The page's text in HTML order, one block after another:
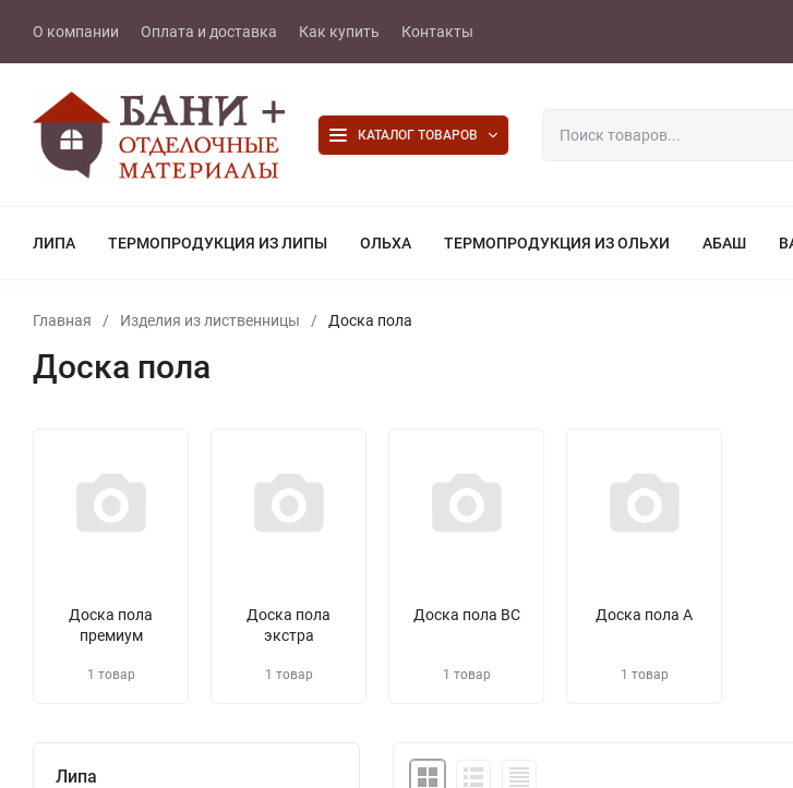
О компании Оплата и доставка Как купить Контакты
КАТАЛОГ ТОВАРОВ
ЛИПА ТЕРМОПРОДУКЦИЯ ИЗ ЛИПЫ ОЛЬХА ТЕРМОПРОДУКЦИЯ ИЗ ОЛЬХИ АБАШ
Главная / Изделия из лиственницы / Доска пола
Доска пола
Доска пола
премиум
1 товар
Доска пола
экстра
1 товар
Доска пола BС
1 товар
Доска пола А
1 товар
Липа